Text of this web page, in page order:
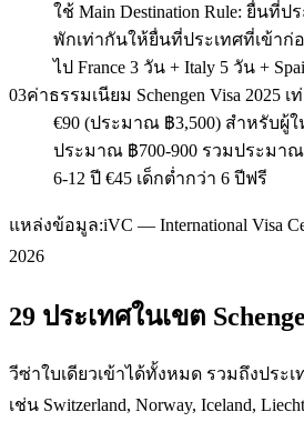
ใช้ Main Destination Rule: ยื่นที่
พักเท่ากันให้ยื่นที่ประเทศที่เข้าก่อ
ไป France 3 วัน + Italy 5 วัน +
03ค่าธรรมเนียม Schengen Visa 2025 เ
€90 (ประมาณ ฿3,500) สำหรับผู้
ประมาณ ฿700-900 รวมประมาณ
6-12 ปี €45 เด็กต่ำกว่า 6 ปีฟรี
แหล่งข้อมูล:iVC — International Visa
2026
29 ประเทศในเขต
วีซ่าใบเดียวเข้าได้ทั้งหมด รวมถึงประ
เช่น Switzerland, Norway, Iceland,